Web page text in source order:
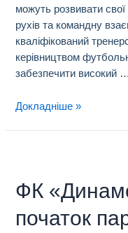
можуть розвивати
рухів та командну
кваліфікований
керівництвом
забезпечити високий …
Докладніше »
ФК
початок